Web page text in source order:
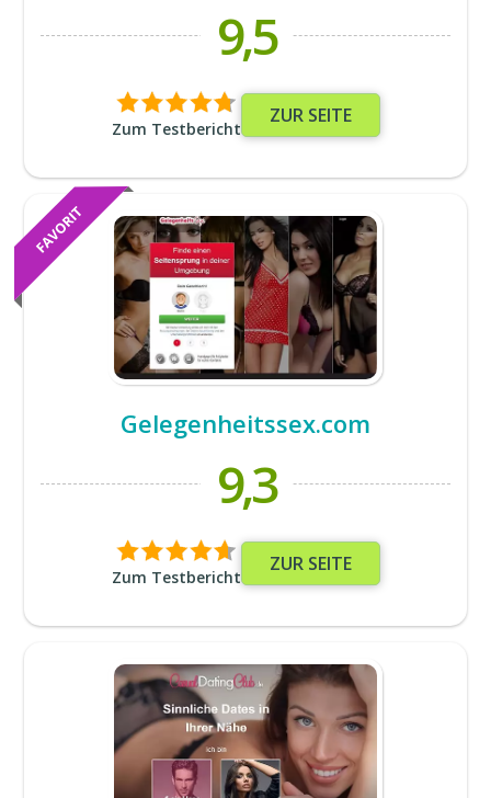
9,5
Zum Testbericht
ZUR SEITE
Gelegenheitssex.com
9,3
Zum Testbericht
ZUR SEITE